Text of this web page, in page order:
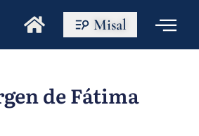
Misal
de Fátima